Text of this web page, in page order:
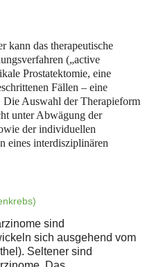
kann das therapeutische
(„active
Prostatektomie, eine
Fällen – eine
Die Auswahl der Therapieform
unter Abwägung der
der individuellen
eines interdisziplinären
sind
sich ausgehend vom
Seltener sind